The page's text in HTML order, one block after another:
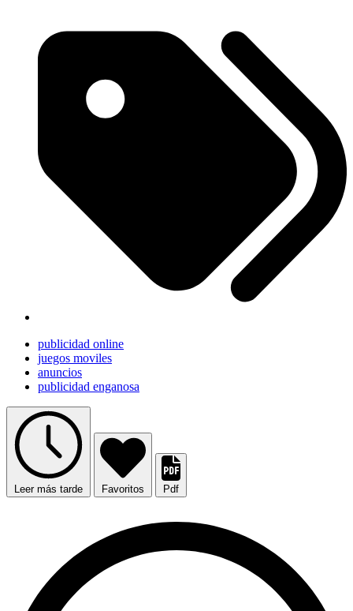
publicidad online
juegos moviles
anuncios
publicidad enganosa
Leer más tarde Favoritos Pdf